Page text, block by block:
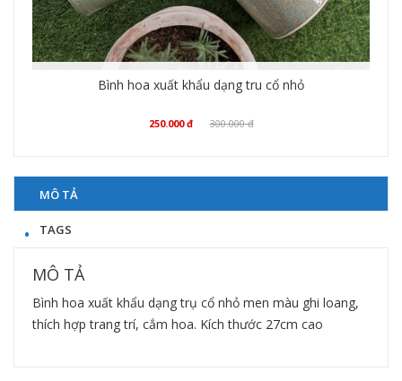
Bình hoa xuất khẩu dạng tru cổ nhỏ
250.000đ 300.000đ
MÔ TẢ
TAGS
MÔ TẢ
Bình hoa xuất khẩu dạng trụ cổ nhỏ men màu ghi loang,
thích hợp trang trí, cắm hoa. Kích thước 27cm cao